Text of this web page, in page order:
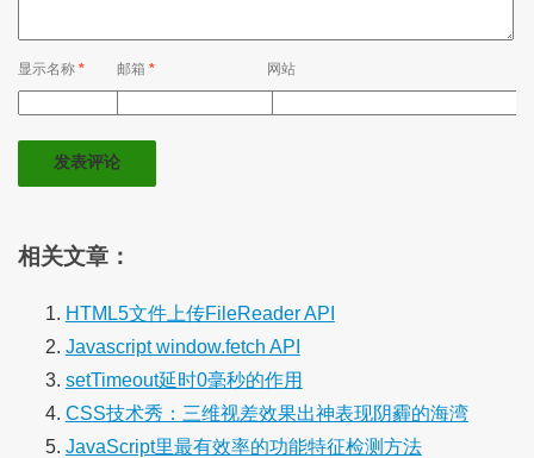
显示名称 * 网站
邮箱*
相关文章：
HTML5文件上传FileReader API
Javascript window.fetch API
setTimeout延时0毫秒的作用
CSS技术秀：三维视差效果出神表现阴霾的海湾
JavaScript里最有效率的功能特征检测方法